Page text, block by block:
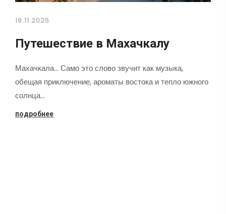
19.11.2025
Путешествие в Махачкалу
Махачкала... Само это слово звучит как музыка,
обещая приключение, ароматы востока и тепло южного
солнца…
подробнее